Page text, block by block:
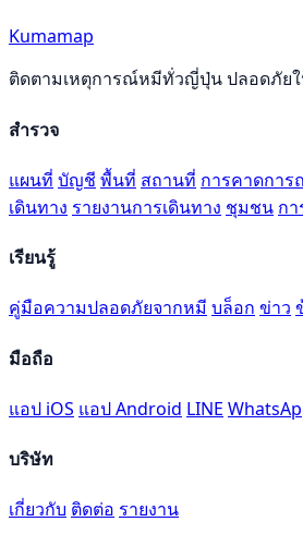
Kumamap
ติดตามเหตุการณ์หมีทั่วญี่ปุ่น ปลอดภัยใ
สำรวจ
แผนที่ บัญชี พื้นที่ สถานที่ การคาดกา
เดินทาง รายงานการเดินทาง ชุมชน กา
เรียนรู้
คู่มือความปลอดภัยจากหมี บล็อก ข่าว
มือถือ
แอป iOS แอป Android LINE
บริษัท
เกี่ยวกับ ติดต่อ รายงาน